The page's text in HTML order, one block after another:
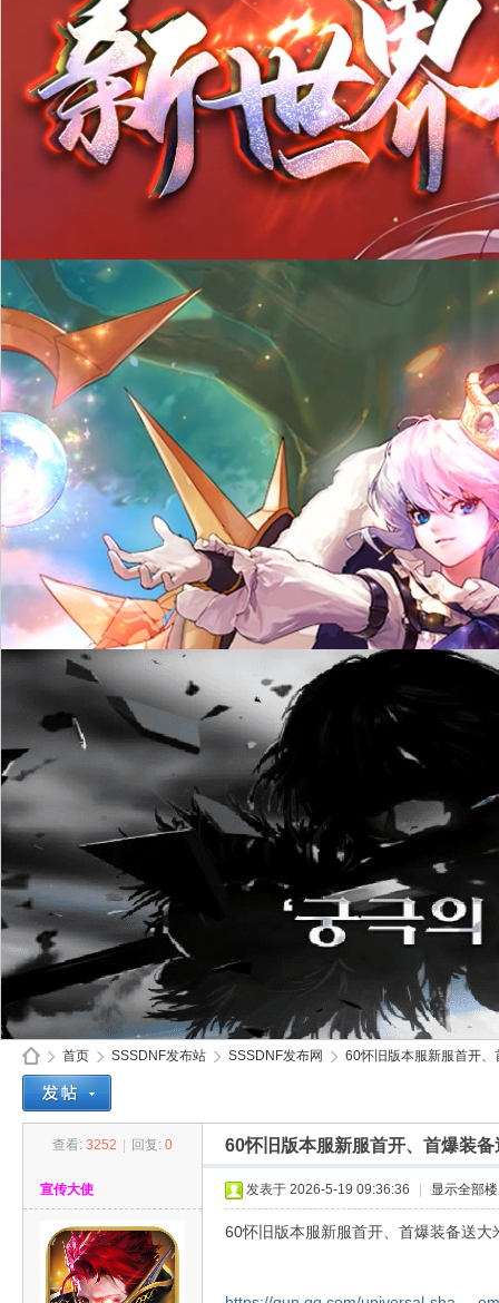
首页
›
SSSDNF发布站 SSSDNF发布网
›
60怀旧版本服新服首开
查看: 3252 回复: 0 60怀旧版本服新服首开、首爆装
宣传大使 发表于 2026-5-19 09:36:36 显示全部
60怀旧版本服新服首开、首爆装备送大